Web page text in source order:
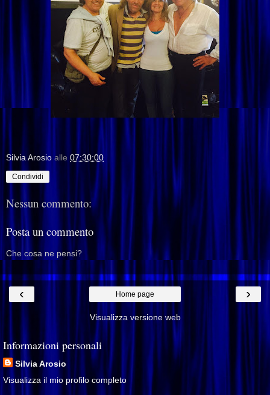
Silvia Arosio alle 07:30:00
Condividi
Nessun commento:
Posta un commento
Che cosa ne pensi?
‹ ›
Home page
Visualizza versione web
Informazioni personali
Silvia Arosio
Visualizza il mio profilo completo